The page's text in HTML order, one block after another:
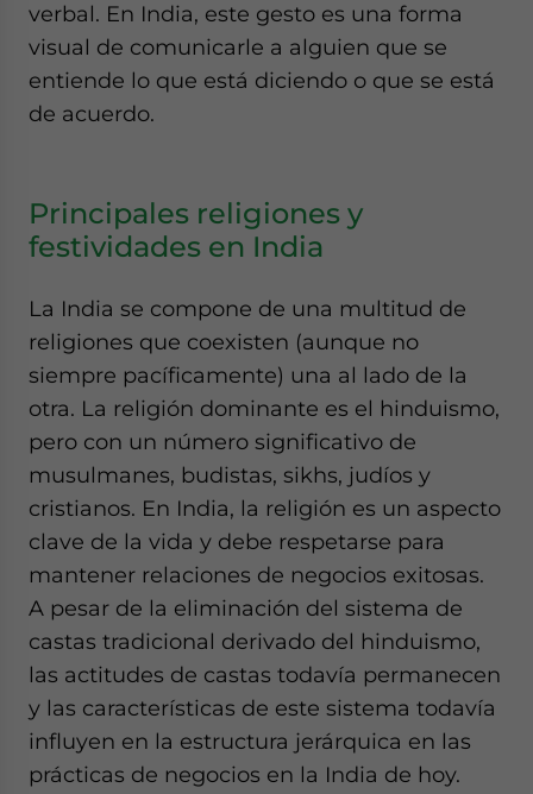
verbal. En India, este gesto es una forma
visual de comunicarle a alguien que se
entiende lo que está diciendo o que se está
de acuerdo.
Principales religiones y
festividades en India
La India se compone de una multitud de
religiones que coexisten (aunque no
siempre pacíficamente) una al lado de la
otra. La religión dominante es el hinduismo,
pero con un número significativo de
musulmanes, budistas, sikhs, judíos y
cristianos. En India, la religión es un aspecto
clave de la vida y debe respetarse para
mantener relaciones de negocios exitosas.
A pesar de la eliminación del sistema de
castas tradicional derivado del hinduismo,
las actitudes de castas todavía permanecen
y las características de este sistema todavía
influyen en la estructura jerárquica en las
prácticas de negocios en la India de hoy.